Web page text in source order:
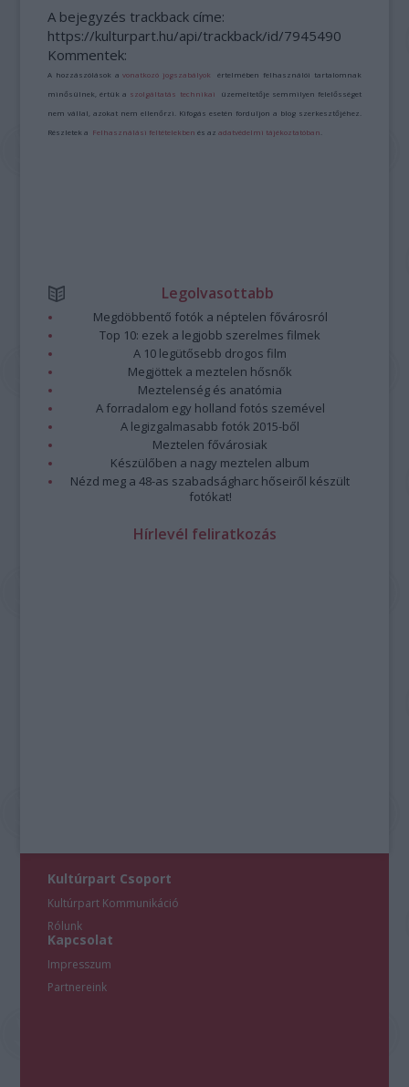
A bejegyzés trackback címe:
https://kulturpart.hu/api/trackback/id/7945490
Kommentek:
A hozzászólások avonatkozó jogszabályok értelmében felhasználói tartalomnak
minősülnek, értük a szolgáltatás technikai üzemeltetője semmilyen felelősséget
nem vállal, azokat nem ellenőrzi. Kifogás esetén forduljon a blog szerkesztőjéhez.
Részletek a Felhasználási feltételekben és azadatvédelmi tájékoztatóban
Legolvasottabb
Megdöbbentő fotók a néptelen fővárosról
Top 10: ezek a legjobb szerelmes filmek
A 10 legütősebb drogos film
Megjöttek a meztelen hősnők
Meztelenség és anatómia
A forradalom egy holland fotós szemével
A legizgalmasabb fotók 2015-ből
Meztelen fővárosiak
Készülőben a nagy meztelen album
Nézd meg a 48-as szabadságharc hőseiről készült
fotókat!
Hírlevél feliratkozás
Kultúrpart Csoport
Kultúrpart Kommunikáció
Rólunk
Kapcsolat
Impresszum
Partnereink